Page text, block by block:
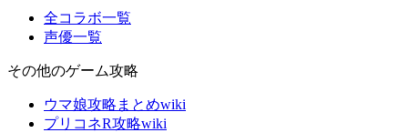
全コラボ一覧
声優一覧
その他のゲーム攻略
ウマ娘攻略まとめwiki
プリコネR攻略wiki